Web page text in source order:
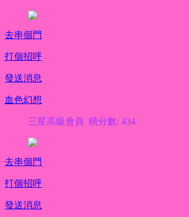
去串個門
打個招呼
發送消息
血色幻想
三星高級會員 積分數: 434
去串個門
打個招呼
發送消息